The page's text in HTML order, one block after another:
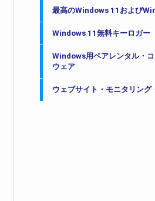
最高のWindows 11および
Windows 11無料キーロガー
Windows用ペアレンタル・
ウェア
ウェブサイト・モニタリング